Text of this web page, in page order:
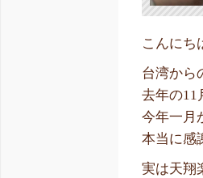
こんにち
台湾から
去年の11
今年一月
本当に感
実は天翔